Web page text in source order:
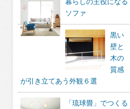
ソファ
黒い
壁と
木の
質感
が引き立てあう外観６選
「琉球畳」でつくる